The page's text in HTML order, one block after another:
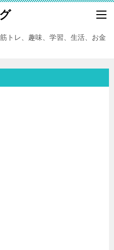
トレ、趣味、学習、生活、お金